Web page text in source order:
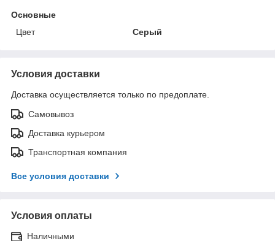
Основные
Цвет
Серый
Условия доставки
Доставка осуществляется только по предоплате.
Самовывоз
Доставка курьером
Транспортная компания
Все условия доставки
Условия оплаты
Наличными